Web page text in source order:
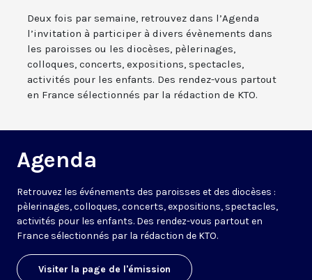
Deux fois par semaine, retrouvez dans l’Agenda
l’invitation à participer à divers évènements dans
les paroisses ou les diocèses, pèlerinages,
colloques, concerts, expositions, spectacles,
activités pour les enfants. Des rendez-vous partout
en France sélectionnés par la rédaction de KTO.
Agenda
Retrouvez les événements des paroisses et des diocèses :
pèlerinages, colloques, concerts, expositions, spectacles,
activités pour les enfants. Des rendez-vous partout en
France sélectionnés par la rédaction de KTO.
Visiter la page de l'émission